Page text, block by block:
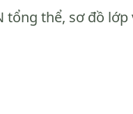
tổng thể, sơ đồ lớp